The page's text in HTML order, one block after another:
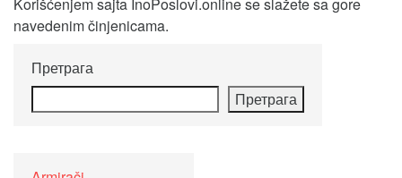
Korišćenjem sajta InoPoslovi.online se slažete sa gore
navedenim činjenicama.
Претрага
Претрага